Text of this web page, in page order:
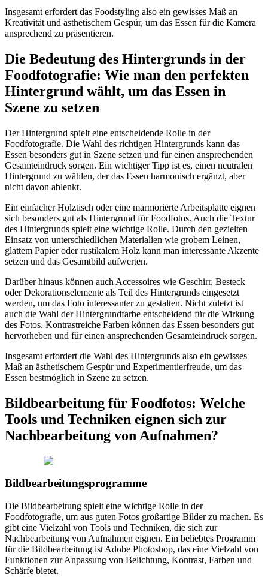
Insgesamt erfordert das Foodstyling also ein gewisses Maß an
Kreativität und ästhetischem Gespür, um das Essen für die Kamera
ansprechend zu präsentieren.
Die Bedeutung des Hintergrunds in der
Foodfotografie: Wie man den perfekten
Hintergrund wählt, um das Essen in
Szene zu setzen
Der Hintergrund spielt eine entscheidende Rolle in der
Foodfotografie. Die Wahl des richtigen Hintergrunds kann das
Essen besonders gut in Szene setzen und für einen ansprechenden
Gesamteindruck sorgen. Ein wichtiger Tipp ist es, einen neutralen
Hintergrund zu wählen, der das Essen harmonisch ergänzt, aber
nicht davon ablenkt.
Ein einfacher Holztisch oder eine marmorierte Arbeitsplatte eignen
sich besonders gut als Hintergrund für Foodfotos. Auch die Textur
des Hintergrunds spielt eine wichtige Rolle. Durch den gezielten
Einsatz von unterschiedlichen Materialien wie grobem Leinen,
glattem Papier oder rustikalem Holz kann man interessante Akzente
setzen und das Gesamtbild aufwerten.
Darüber hinaus können auch Accessoires wie Geschirr, Besteck
oder Dekorationselemente als Teil des Hintergrunds eingesetzt
werden, um das Foto interessanter zu gestalten. Nicht zuletzt ist
auch die Wahl der Hintergrundfarbe entscheidend für die Wirkung
des Fotos. Kontrastreiche Farben können das Essen besonders gut
hervorheben und für einen ansprechenden Gesamteindruck sorgen.
Insgesamt erfordert die Wahl des Hintergrunds also ein gewisses
Maß an ästhetischem Gespür und Experimentierfreude, um das
Essen bestmöglich in Szene zu setzen.
Bildbearbeitung für Foodfotos: Welche
Tools und Techniken eignen sich zur
Nachbearbeitung von Aufnahmen?
Bildbearbeitungsprogramme
Die Bildbearbeitung spielt eine wichtige Rolle in der
Foodfotografie, um aus guten Fotos großartige Bilder zu machen. Es
gibt eine Vielzahl von Tools und Techniken, die sich zur
Nachbearbeitung von Aufnahmen eignen. Ein beliebtes Programm
für die Bildbearbeitung ist Adobe Photoshop, das eine Vielzahl von
Funktionen zur Anpassung von Belichtung, Kontrast, Farben und
Schärfe bietet.